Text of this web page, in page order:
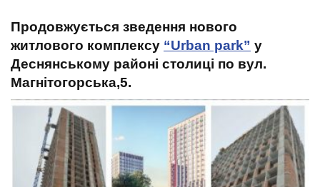
Продовжується зведення нового
житлового комплексу “Urban park” у
Деснянському районі столиці по вул.
Магнітогорська,5.